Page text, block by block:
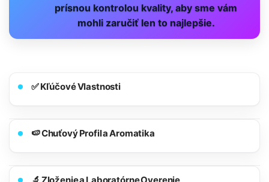
prísnou kontrolou kvality, aby sme vám
mohli zaručiť len to najlepšie.
✅ Kľúčové Vlastnosti
🍉 Chuťový Profil a Aromatika